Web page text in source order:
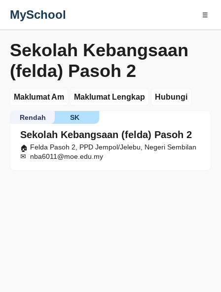
MySchool ☰
Sekolah Kebangsaan
(felda) Pasoh 2
Maklumat Am Maklumat Lengkap Hubungi
Sekolah Kebangsaan (felda) Pasoh 2
SK
Rendah
Felda Pasoh 2, PPD Jempol/Jelebu, Negeri Sembilan
nba6011@moe.edu.my